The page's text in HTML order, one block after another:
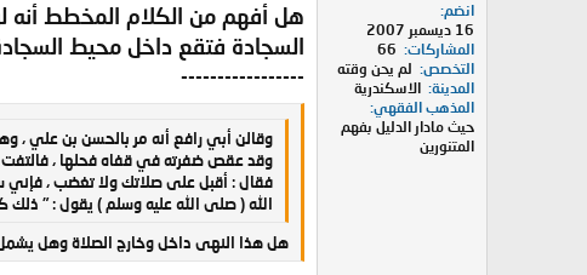
انضم
16 ديسمبر 2007
المشاركات
66
التخصص
لم يحن وقته
المدينة الاسكندرية
المذهب الفقهي
حيث مادار الدليل بفهم
المتنورين
هل أفهم من الكلام المخطط
السجادة فتقع داخل محيط السجادة
-----------------
وقالن أبي رافع أنه مر بالحسن بن علي ،
وقد عقص ضفرته في قفاه فحلها ، فالتفت
فقال : أقبل على صلاتك ولا تغضب ،
الله ( صلى الله عليه وسلم ) يقول : " ذلك
هل هذا النهى داخل وخارج الصلاة وهل يشمل